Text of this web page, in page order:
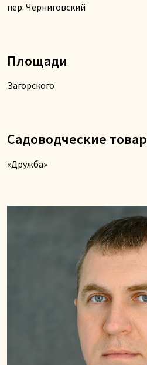
пер. Черниговский
Площади
Загорского
Садоводческие
«Дружба»